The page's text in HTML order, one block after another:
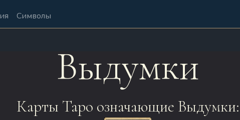
Символы
Выдумки
Карты Таро означающие Выдумки: